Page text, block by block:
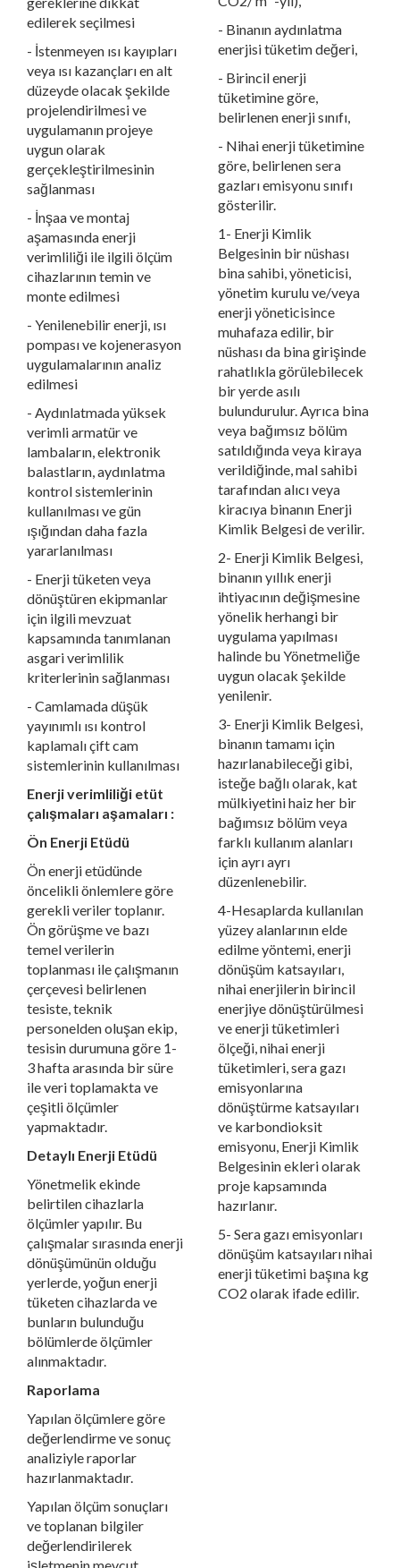
edilerek seçilmesi
- İstenmeyen ısı kayıpları
veya ısı kazançları en alt
düzeyde olacak şekilde
projelendirilmesi ve
uygulamanın projeye
uygun olarak
gerçekleştirilmesinin
sağlanması
- İnşaa ve montaj
aşamasında enerji
verimliliği ile ilgili ölçüm
cihazlarının temin ve
monte edilmesi
- Yenilenebilir enerji, ısı
pompası ve kojenerasyon
uygulamalarının analiz
edilmesi
- Aydınlatmada yüksek
verimli armatür ve
lambaların, elektronik
balastların, aydınlatma
kontrol sistemlerinin
kullanılması ve gün
ışığından daha fazla
yararlanılması
- Enerji tüketen veya
dönüştüren ekipmanlar
için ilgili mevzuat
kapsamında tanımlanan
asgari verimlilik
kriterlerinin sağlanması
- Camlamada düşük
yayınımlı ısı kontrol
kaplamalı çift cam
sistemlerinin kullanılması
Enerji verimliliği etüt
çalışmaları aşamaları :
Ön Enerji Etüdü
Ön enerji etüdünde
öncelikli önlemlere göre
gerekli veriler toplanır.
Ön görüşme ve bazı
temel verilerin
toplanması ile çalışmanın
çerçevesi belirlenen
tesiste, teknik
personelden oluşan ekip,
tesisin durumuna göre 1-
3 hafta arasında bir süre
ile veri toplamakta ve
çeşitli ölçümler
yapmaktadır.
Detaylı Enerji Etüdü
Yönetmelik ekinde
belirtilen cihazlarla
ölçümler yapılır. Bu
çalışmalar sırasında enerji
dönüşümünün olduğu
yerlerde, yoğun enerji
tüketen cihazlarda ve
bunların bulunduğu
bölümlerde ölçümler
alınmaktadır.
Raporlama
Yapılan ölçümlere göre
değerlendirme ve sonuç
analiziyle raporlar
hazırlanmaktadır.
Yapılan ölçüm sonuçları
ve toplanan bilgiler
değerlendirilerek
- Binanın aydınlatma
enerjisi tüketim değeri,
- Birincil enerji
tüketimine göre,
belirlenen enerji sınıfı,
- Nihai enerji tüketimine
göre, belirlenen sera
gazları emisyonu sınıfı
gösterilir.
1- Enerji Kimlik
Belgesinin bir nüshası
bina sahibi, yöneticisi,
yönetim kurulu ve/veya
enerji yöneticisince
muhafaza edilir, bir
nüshası da bina girişinde
rahatlıkla görülebilecek
bir yerde asılı
bulundurulur. Ayrıca bina
veya bağımsız bölüm
satıldığında veya kiraya
verildiğinde, mal sahibi
tarafından alıcı veya
kiracıya binanın Enerji
Kimlik Belgesi de verilir.
2- Enerji Kimlik Belgesi,
binanın yıllık enerji
ihtiyacının değişmesine
yönelik herhangi bir
uygulama yapılması
halinde bu Yönetmeliğe
uygun olacak şekilde
yenilenir.
3- Enerji Kimlik Belgesi,
binanın tamamı için
hazırlanabileceği gibi,
isteğe bağlı olarak, kat
mülkiyetini haiz her bir
bağımsız bölüm veya
farklı kullanım alanları
için ayrı ayrı
düzenlenebilir.
4-Hesaplarda kullanılan
yüzey alanlarının elde
edilme yöntemi, enerji
dönüşüm katsayıları,
nihai enerjilerin birincil
enerjiye dönüştürülmesi
ve enerji tüketimleri
ölçeği, nihai enerji
tüketimleri, sera gazı
emisyonlarına
dönüştürme katsayıları
ve karbondioksit
emisyonu, Enerji Kimlik
Belgesinin ekleri olarak
proje kapsamında
hazırlanır.
5- Sera gazı emisyonları
dönüşüm katsayıları nihai
enerji tüketimi başına kg
CO2 olarak ifade edilir.